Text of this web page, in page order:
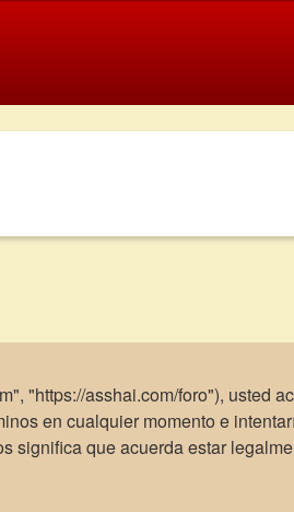
"https://asshai.com/foro"), usted
en cualquier momento e
que acuerda estar